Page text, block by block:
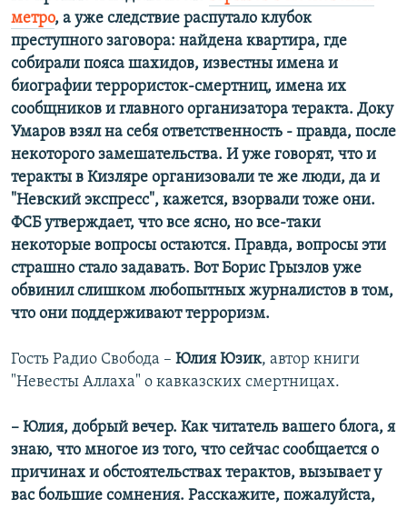
метро, а уже следствие распутало клубок
преступного заговора: найдена квартира, где
собирали пояса шахидов, известны имена и
биографии террористок-смертниц, имена их
сообщников и главного организатора теракта. Доку
Умаров взял на себя ответственность - правда, после
некоторого замешательства. И уже говорят, что и
теракты в Кизляре организовали те же люди, да и
"Невский экспресс", кажется, взорвали тоже они.
ФСБ утверждает, что все ясно, но все-таки
некоторые вопросы остаются. Правда, вопросы эти
страшно стало задавать. Вот Борис Грызлов уже
обвинил слишком любопытных журналистов в том,
что они поддерживают терроризм.
Гость Радио Свобода – Юлия Юзик, автор книги
"Невесты Аллаха" о кавказских смертницах.
– Юлия, добрый вечер. Как читатель вашего блога, я
знаю, что многое из того, что сейчас сообщается о
причинах и обстоятельствах терактов, вызывает у
вас большие сомнения. Расскажите, пожалуйста,